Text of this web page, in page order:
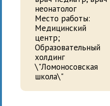
неонатолог
Место работы:
Медицинский
центр;
Образовательный
холдинг
\"Ломоносовская
школа\"